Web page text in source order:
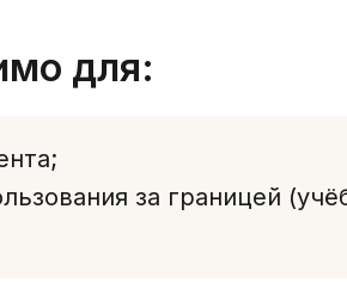
для:
за границей